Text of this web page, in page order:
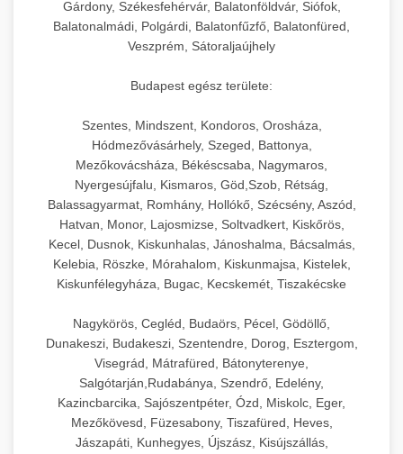
Gárdony, Székesfehérvár, Balatonföldvár, Siófok,
Balatonalmádi, Polgárdi, Balatonfűzfő, Balatonfüred,
Veszprém, Sátoraljaújhely
Budapest egész területe:
Szentes, Mindszent, Kondoros, Orosháza,
Hódmezővásárhely, Szeged, Battonya,
Mezőkovácsháza, Békéscsaba, Nagymaros,
Nyergesújfalu, Kismaros, Göd,Szob, Rétság,
Balassagyarmat, Romhány, Hollókő, Szécsény, Aszód,
Hatvan, Monor, Lajosmizse, Soltvadkert, Kiskőrös,
Kecel, Dusnok, Kiskunhalas, Jánoshalma, Bácsalmás,
Kelebia, Röszke, Mórahalom, Kiskunmajsa, Kistelek,
Kiskunfélegyháza, Bugac, Kecskemét, Tiszakécske
Nagykörös, Cegléd, Budaörs, Pécel, Gödöllő,
Dunakeszi, Budakeszi, Szentendre, Dorog, Esztergom,
Visegrád, Mátrafüred, Bátonyterenye,
Salgótarján,Rudabánya, Szendrő, Edelény,
Kazincbarcika, Sajószentpéter, Ózd, Miskolc, Eger,
Mezőkövesd, Füzesabony, Tiszafüred, Heves,
Jászapáti, Kunhegyes, Újszász, Kisújszállás,